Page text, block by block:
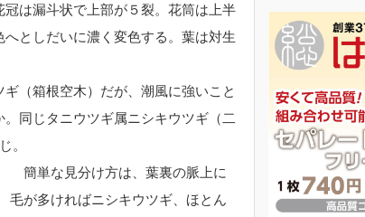
は漏斗状で上部が５裂。花筒は上半
としだいに濃く変色する。葉は対生
（箱根空木）だが、潮風に強いこと
同じタニウツギ属ニシキウツギ（二
。
簡単な見分け方は、葉裏の脈上に
毛が多ければニシキウツギ、ほとん